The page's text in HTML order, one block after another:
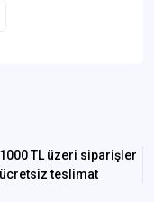
1000 TL üzeri siparişler
ücretsiz teslimat